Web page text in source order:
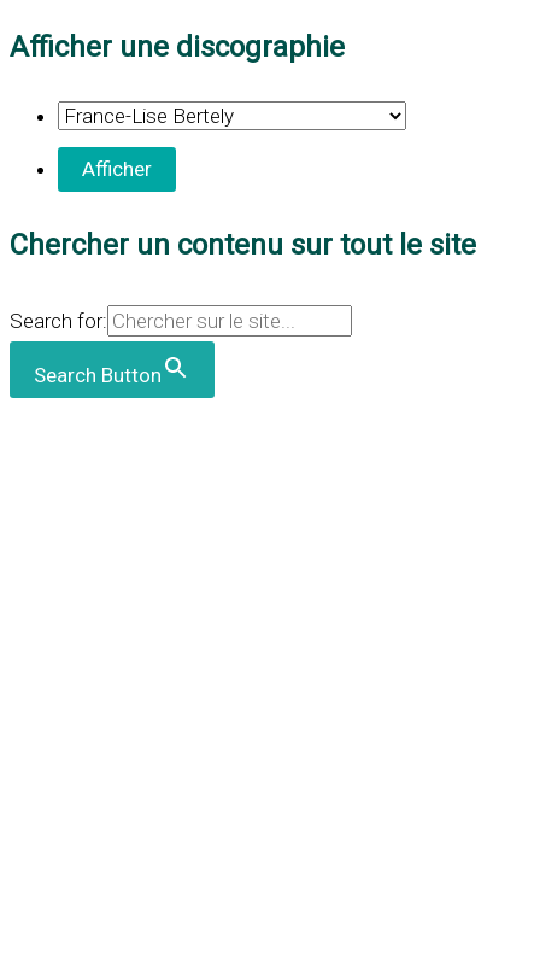
Afficher une discographie
Chercher un contenu sur tout le site
Search for:
Search Button